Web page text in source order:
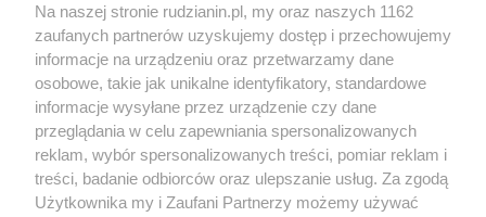
Wydawca mediów lokalnych
Nie zapomnij
zapoznać się z:
polityką prywatności regulamin korzystania z portali
Twojemiasto Skontaktuj sięz nami
Na naszej stronie rudzianin.pl, my oraz naszych 1162
zaufanych partnerów uzyskujemy dostęp i przechowujemy
informacje na urządzeniu oraz przetwarzamy dane
osobowe, takie jak unikalne identyfikatory, standardowe
informacje wysyłane przez urządzenie czy dane
przeglądania w celu zapewniania spersonalizowanych
reklam, wybór spersonalizowanych treści, pomiar reklam i
treści, badanie odbiorców oraz ulepszanie usług. Za zgodą
Użytkownika my i Zaufani Partnerzy możemy używać